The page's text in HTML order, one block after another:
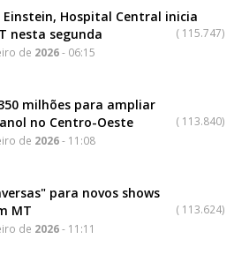
Einstein, Hospital Central inicia
nesta segunda
( 115.747)
de 2026- 06:15
milhões para ampliar
no Centro-Oeste
( 113.840)
de 2026- 11:08
para novos shows
MT
( 113.624)
de 2026- 11:11